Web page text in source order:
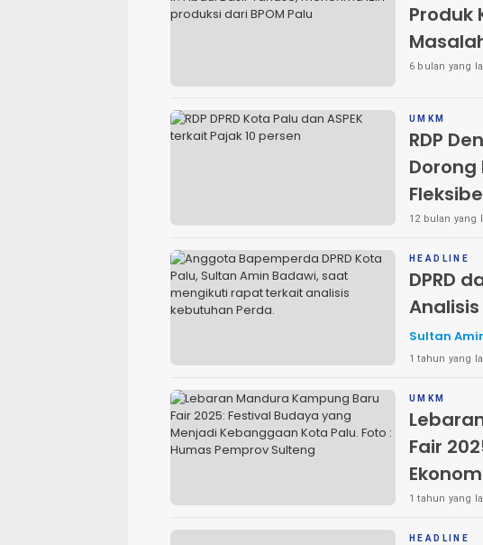
Produk
6 bulan yang
UMKM
RDP
Dorong
12 bulan yang
HEADLINE
DPRD
Sultan
Palu
1 tahun yang
UMKM
Fair
1 tahun yang
HEADLINE